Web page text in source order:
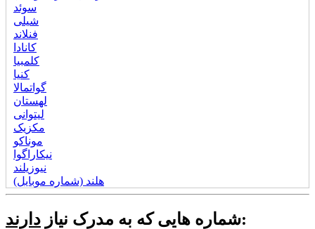
سوئد
شیلی
فنلاند
کانادا
کلمبیا
کنیا
گواتمالا
لهستان
لیتوانی
مکزیک
موناکو
نیکاراگوا
نیوزیلند
هلند (شماره موبایل)
شماره هایی که به مدرک نیاز دارند :